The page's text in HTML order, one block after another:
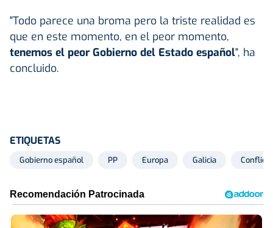
"Todo parece una broma pero la triste realidad es
que en este momento, en el peor momento,
tenemos el peor Gobierno del Estado español", ha
concluido.
ETIQUETAS
Gobierno español PP Europa Galicia